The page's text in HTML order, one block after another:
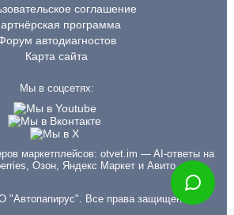
соглашение
программа
автодиагностов
Карта сайта
Мы в соцсетях:
маркетплейсов:otvet.im — AI-ответы на
Озон, Яндекс Маркет и Авито
"Автопапирус". Все права защищены.